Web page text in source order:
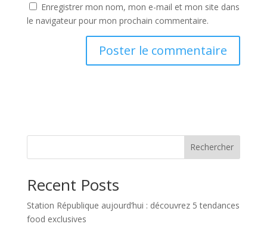
Enregistrer mon nom, mon e-mail et mon site dans
le navigateur pour mon prochain commentaire.
Rechercher
Recent Posts
Station République aujourd’hui : découvrez 5 tendances
food exclusives